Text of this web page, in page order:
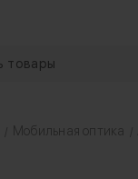
Мобильная оптика